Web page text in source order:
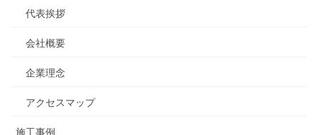
代表挨拶
会社概要
企業理念
アクセスマップ
施工事例